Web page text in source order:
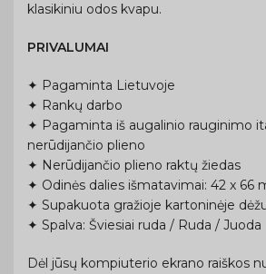
klasikiniu odos kvapu.
PRIVALUMAI
✦ Pagaminta Lietuvoje
✦ Rankų darbo
✦ Pagaminta iš augalinio rauginimo
nerūdijančio plieno
✦ Nerūdijančio plieno raktų žiedas
✦ Odinės dalies išmatavimai: 42 x 66
✦ Supakuota gražioje kartoninėje
✦ Spalva: Šviesiai ruda / Ruda / Juoda
Dėl jūsų kompiuterio ekrano raiškos